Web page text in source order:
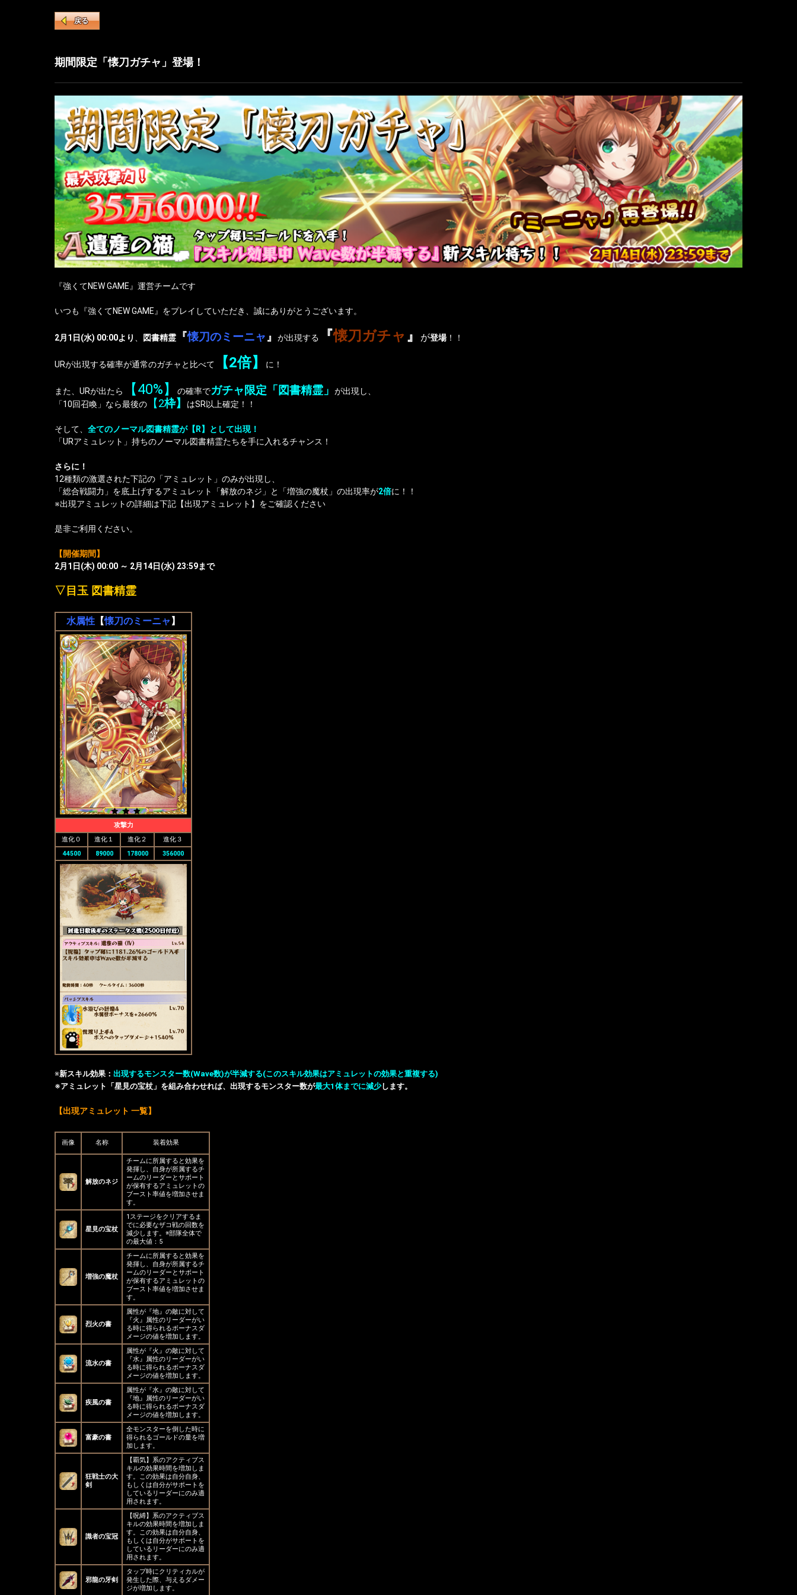
戻る
期間限定「懐刀ガチャ」登場！
『強くてNEW GAME』運営チームです
いつも『強くてNEW GAME』をプレイしていただき、誠にありがとうございます。
2月1日(水) 00:00より 図書精霊 『懐刀のミーニャ』 が出現する 『懐刀ガチャ』 が登場！！
URが出現する確率が通常のガチャと比べて 【2倍】 に！
また、URが出たら 【40%】 の確率でガチャ限定「図書精霊」
が出現し、
「10回召喚」なら最後の
【2枠】 はSR以上確定！！
そして、 全てのノーマル図書精霊が【R】として出現！
「URアミュレット」持ちのノーマル図書精霊たちを手に入れるチャンス！
さらに！
12種類の激選された下記の「アミュレット」のみが出現し、
「総合戦闘力」を底上げするアミュレット「解放のネジ」と「増強の魔杖」の出現率が2倍に！！
※出現アミュレットの詳細は下記【出現アミュレット】をご確認ください
是非ご利用ください。
【開催期間】
2月1日(木) 00:00 ～ 2月14日(水) 23:59まで
▽目玉 図書精霊
水属性 【懐刀のミーニャ 】
攻撃力
進化０
進化１ 進化２
進化３
44500
89000 178000 356000
※新スキル効果： 出現するモンスター数(Wave数)が半減する(このスキル効果はアミュレットの効果と重複する)
※アミュレット「星見の宝杖」を組み合わせれば、出現するモンスター数が最大1体までに減少します。
【出現アミュレット 一覧】
画像 名称 装着効果
解放のネジ
チームに所属すると効果を
発揮し、自身が所属するチ
ームのリーダーとサポート
が保有するアミュレットの
ブースト率値を増加させま
す。
星見の宝杖
1ステージをクリアするま
でに必要なザコ戦の回数を
減少します。※部隊全体で
の最大値：5
増強の魔杖
チームに所属すると効果を
発揮し、自身が所属するチ
ームのリーダーとサポート
が保有するアミュレットの
ブースト率値を増加させま
す。
烈火の書
属性が『地』の敵に対して
『火』属性のリーダーがい
る時に得られるボーナスダ
メージの値を増加します。
流水の書
属性が『火』の敵に対して
『水』属性のリーダーがい
る時に得られるボーナスダ
メージの値を増加します。
疾風の書
属性が『水』の敵に対して
『地』属性のリーダーがい
る時に得られるボーナスダ
メージの値を増加します。
富豪の書
全モンスターを倒した時に
得られるゴールドの量を増
加します。
狂戦士の大
剣
【覇気】系のアクティブス
キルの効果時間を増加しま
す。この効果は自分自身、
もしくは自分がサポートを
しているリーダーにのみ適
用されます。
識者の宝冠
【呪縛】系のアクティブス
キルの効果時間を増加しま
す。この効果は自分自身、
もしくは自分がサポートを
しているリーダーにのみ適
用されます。
邪龍の牙剣
タップ時にクリティカルが
発生した際、与えるダメー
ジが増加します。